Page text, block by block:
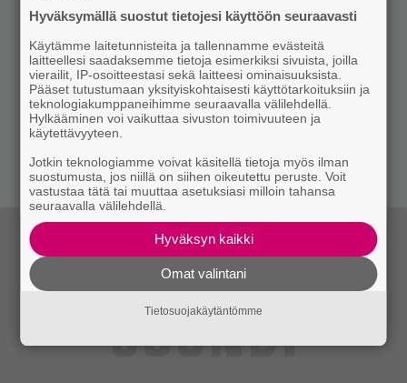
Hyväksymällä suostut tietojesi käyttöön seuraavasti
Käytämme laitetunnisteita ja tallennamme evästeitä
laitteellesi saadaksemme tietoja esimerkiksi sivuista, joilla
vierailit, IP-osoitteestasi sekä laitteesi ominaisuuksista.
Pääset tutustumaan yksityiskohtaisesti käyttötarkoituksiin ja
teknologiakumppaneihimme seuraavalla välilehdellä.
Hylkääminen voi vaikuttaa sivuston toimivuuteen ja
käytettävyyteen.
Jotkin teknologiamme voivat käsitellä tietoja myös ilman
suostumusta, jos niillä on siihen oikeutettu peruste. Voit
vastustaa tätä tai muuttaa asetuksiasi milloin tahansa
seuraavalla välilehdellä.
Hyväksyn kaikki
Omat valintani
Tietosuojakäytäntömme